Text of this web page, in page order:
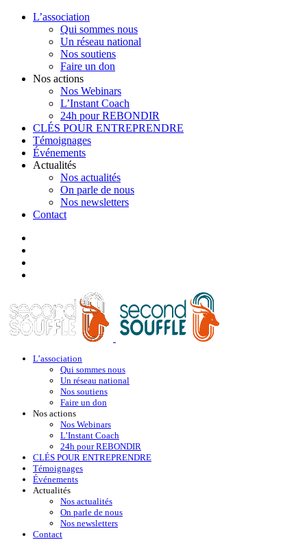
L’association
Qui sommes nous
Un réseau national
Nos soutiens
Faire un don
Nos actions
Nos Webinars
L’Instant Coach
24h pour REBONDIR
CLÉS POUR ENTREPRENDRE
Témoignages
Événements
Actualités
Nos actualités
On parle de nous
Nos newsletters
Contact
L’association
Qui sommes nous
Un réseau national
Nos soutiens
Faire un don
Nos actions
Nos Webinars
L’Instant Coach
24h pour REBONDIR
CLÉS POUR ENTREPRENDRE
Témoignages
Événements
Actualités
Nos actualités
On parle de nous
Nos newsletters
Contact